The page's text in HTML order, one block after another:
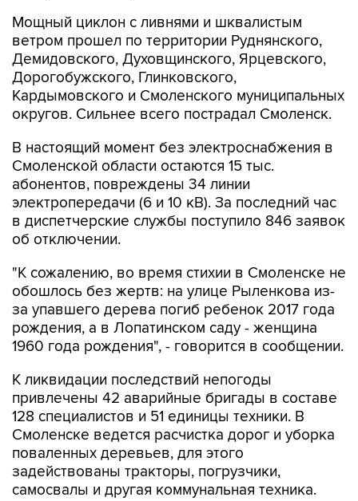
Мощный циклон с ливнями и шквалистым
ветром прошел по территории Руднянского,
Демидовского, Духовщинского, Ярцевского,
Дорогобужского, Глинковского,
Кардымовского и Смоленского муниципальных
округов. Сильнее всего пострадал Смоленск.
В настоящий момент без электроснабжения в
Смоленской области остаются 15 тыс.
абонентов, повреждены 34 линии
электропередачи (6 и 10 кВ). За последний час
в диспетчерские службы поступило 846 заявок
об отключении.
"К сожалению, во время стихии в Смоленске не
обошлось без жертв: на улице Рыленкова из-
за упавшего дерева погиб ребенок 2017 года
рождения, а в Лопатинском саду - женщина
1960 года рождения", - говорится в сообщении.
К ликвидации последствий непогоды
привлечены 42 аварийные бригады в составе
128 специалистов и 51 единицы техники. В
Смоленске ведется расчистка дорог и уборка
поваленных деревьев, для этого
задействованы тракторы, погрузчики,
самосвалы и другая коммунальная техника.